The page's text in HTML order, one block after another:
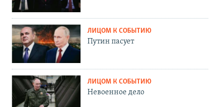
ЛИЦОМ К СОБЫТИЮ
Путин пасует
ЛИЦОМ К СОБЫТИЮ
Невоенное дело